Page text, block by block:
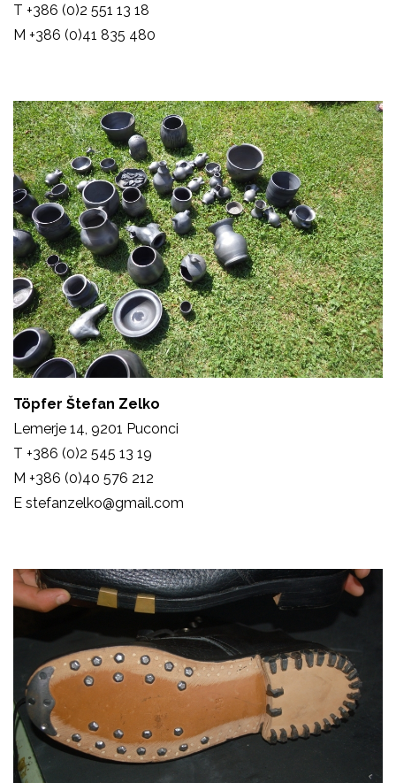
T +386 (0)2 551 13 18
M +386 (0)41 835 480
Töpfer Štefan Zelko
Lemerje 14, 9201 Puconci
T +386 (0)2 545 13 19
M +386 (0)40 576 212
E stefanzelko@gmail.com